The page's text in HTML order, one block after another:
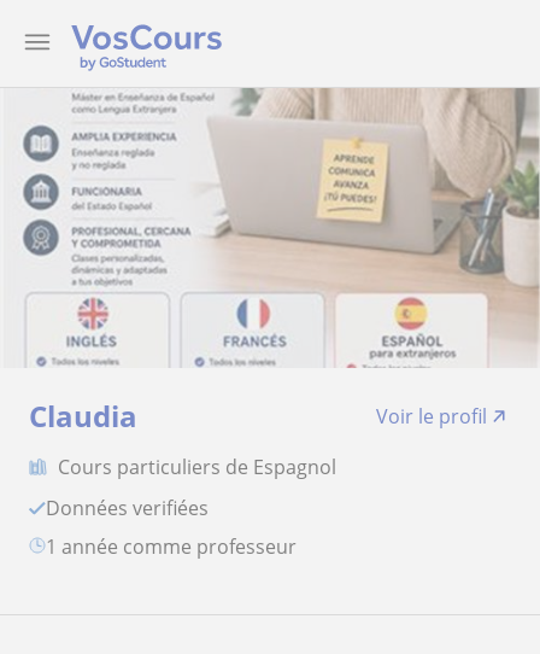
Claudia
Voir le profil
Cours particuliers de Espagnol
Données verifiées
1 année comme professeur